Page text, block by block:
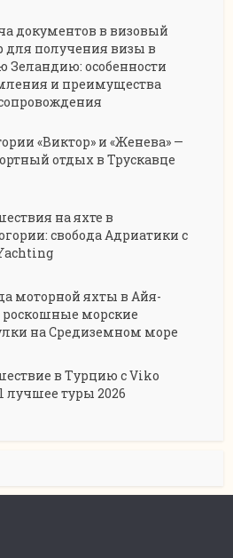
документов в визовый
для получения визы в
Зеландию: особенности
и преимущества
«Виктор» и «Женева» —
отдых в Трускавце
на яхте в
свобода Адриатики с
моторной яхты в Айя-
роскошные морские
на Средиземном море
в Турцию с Viko
лучшее туры 2026